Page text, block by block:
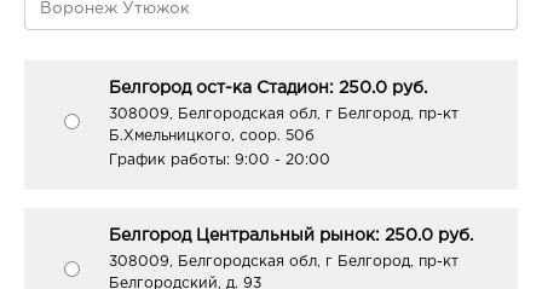
Белгород ост-ка Стадион: 250.0 руб.
308009, Белгородская обл, г Белгород, пр-кт
Б.Хмельницкого, соор. 50б
График работы: 9:00 - 20:00
Белгород Центральный рынок: 250.0 руб.
308009, Белгородская обл, г Белгород, пр-кт
Белгородский, д. 93